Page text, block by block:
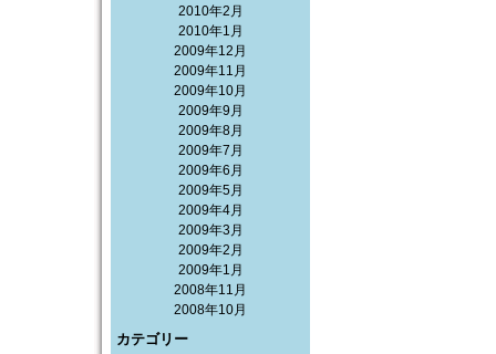
2010年2月
2010年1月
2009年12月
2009年11月
2009年10月
2009年9月
2009年8月
2009年7月
2009年6月
2009年5月
2009年4月
2009年3月
2009年2月
2009年1月
2008年11月
2008年10月
カテゴリー